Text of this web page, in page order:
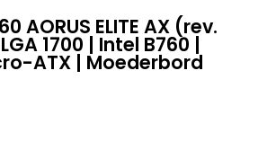
AORUS ELITE AX (rev.
1700 | Intel B760 |
ATX | Moederbord